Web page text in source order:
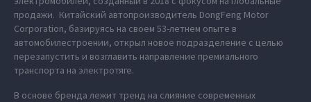
продажи. Китайский автопроизводитель DongFeng Motor
Corporation, базируясь на своем 53-летнем опыте в
автомобилестроении, открыл новое подразделение с целью
перезапустить и возглавить направление премиального
транспорта на электротяге.
В основе бренда лежит тренд на слияние современных